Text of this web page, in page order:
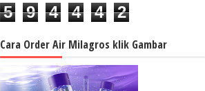
5 9 4 4 4 2
Cara Order Air Milagros klik Gambar